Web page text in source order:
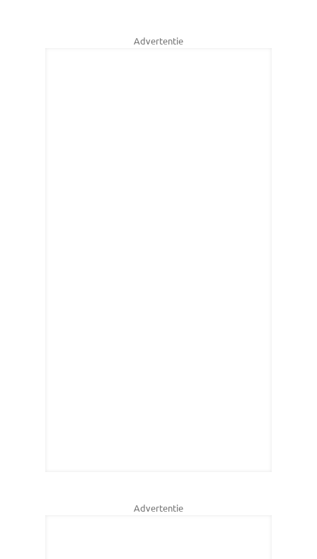
Advertentie
Advertentie